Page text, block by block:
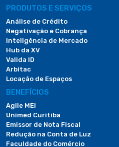
PRODUTOS E SERVIÇOS
Análise de Crédito
Negativação e Cobrança
Inteligência de Mercado
Hub da XV
Valida ID
Arbitac
Locação de Espaços
BENEFÍCIOS
Agile MEI
Unimed Curitiba
Emissor de Nota Fiscal
Redução na Conta de Luz
Faculdade do Comércio